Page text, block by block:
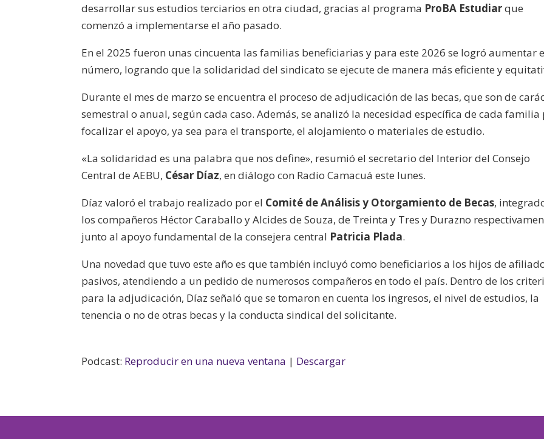
flecha
aumentar
o
disminuir
el
desarrollar sus estudios terciarios en otra ciudad, gracias al programa ProBA Estudiarque
comenzó a implementarse el año pasado.
En el 2025 fueron unas cincuenta las familias beneficiarias y para este 2026 se logró aumentar
número, logrando que la solidaridad del sindicato se ejecute de manera más eficiente y
Durante el mes de marzo se encuentra el proceso de adjudicación de las becas, que son de
semestral o anual, según cada caso. Además, se analizó la necesidad específica de cada familia
focalizar el apoyo, ya sea para el transporte, el alojamiento o materiales de estudio.
«La solidaridad es una palabra que nos define», resumió el secretario del Interior del Consejo
Central de AEBU, César Díaz, en diálogo con Radio Camacuá este lunes.
Díaz valoró el trabajo realizado por el Comité de Análisis y Otorgamiento de Becas,
los compañeros Héctor Caraballo y Alcides de Souza, de Treinta y Tres y Durazno
junto al apoyo fundamental de la consejera central Patricia Plada.
Una novedad que tuvo este año es que también incluyó como beneficiarios a los hijos de
pasivos, atendiendo a un pedido de numerosos compañeros en todo el país. Dentro de los
para la adjudicación, Díaz señaló que se tomaron en cuenta los ingresos, el nivel de estudios, la
tenencia o no de otras becas y la conducta sindical del solicitante.
Podcast: Reproducir en una nueva ventana | Descargar